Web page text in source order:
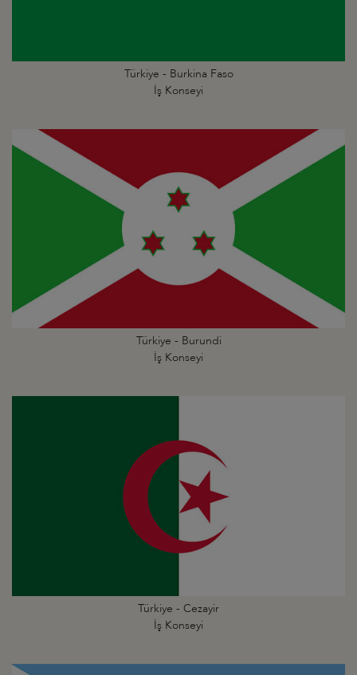
Türkiye - Burkina Faso
İş Konseyi
Türkiye - Burundi
İş Konseyi
Türkiye - Cezayir
İş Konseyi